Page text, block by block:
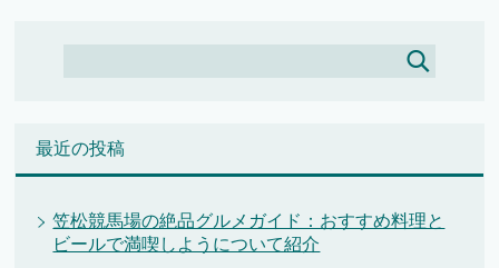
最近の投稿
笠松競馬場の絶品グルメガイド：おすすめ料理と
ビールで満喫しようについて紹介